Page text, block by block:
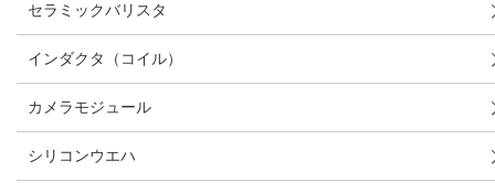
セラミックバリスタ
インダクタ（コイル）
カメラモジュール
シリコンウエハ